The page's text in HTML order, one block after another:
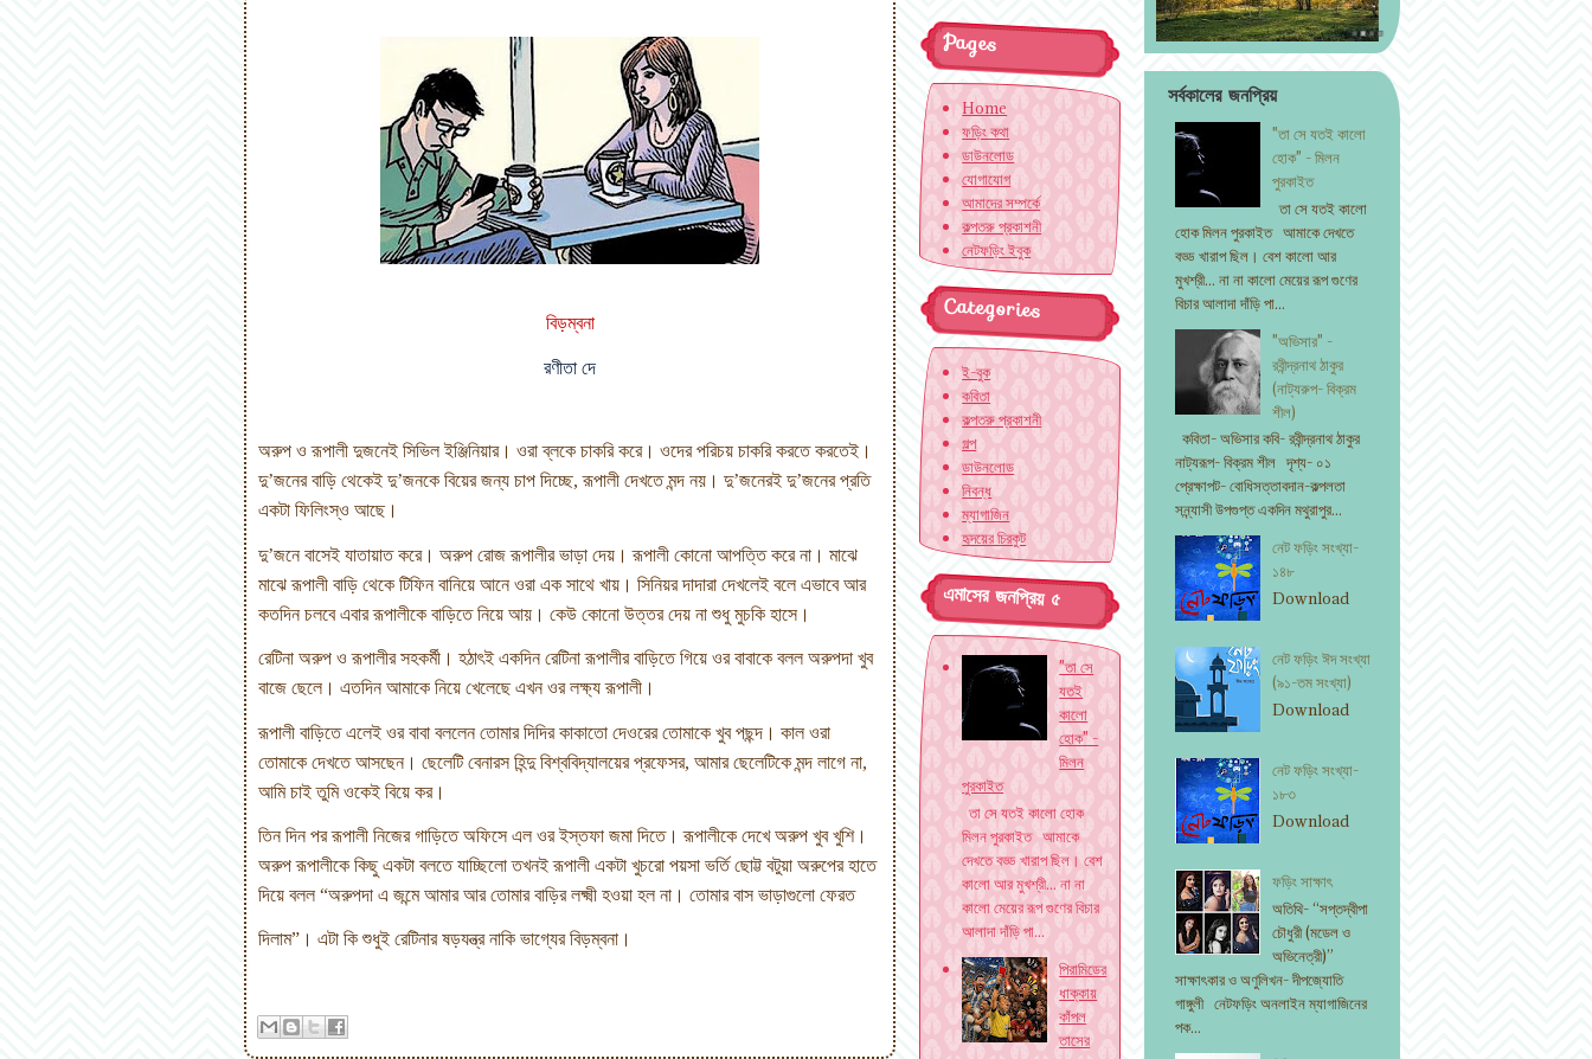
বিড়ম্বনা
রণীতা দে
অরুপ ও রূপালী দুজনেই সিভিল ইঞ্জিনিয়ার। ওরা ব্লকে চাকরি করে। ওদের পরিচয় চাকরি করতে করতেই।
দু’জনের বাড়ি থেকেই দু’জনকে বিয়ের জন্য চাপ দিচ্ছে, রূপালী দেখতে মন্দ নয়। দু’জনেরই দু’জনের প্রতি
একটা ফিলিংস্ও আছে।
দু’জনে বাসেই যাতায়াত করে। অরুপ রোজ রূপালীর ভাড়া দেয়। রূপালী কোনো আপত্তি করে না। মাঝে
মাঝে রূপালী বাড়ি থেকে টিফিন বানিয়ে আনে ওরা এক সাথে খায়। সিনিয়র দাদারা দেখলেই বলে এভাবে আর
কতদিন চলবে এবার রূপালীকে বাড়িতে নিয়ে আয়। কেউ কোনো উত্তর দেয় না শুধু মুচকি হাসে।
রেটিনা অরুপ ও রূপালীর সহকর্মী। হঠাৎই একদিন রেটিনা রূপালীর বাড়িতে গিয়ে ওর বাবাকে বলল অরুপদা খুব
বাজে ছেলে। এতদিন আমাকে নিয়ে খেলেছে এখন ওর লক্ষ্য রূপালী।
রূপালী বাড়িতে এলেই ওর বাবা বললেন তোমার দিদির কাকাতো দেওরের তোমাকে খুব পছন্দ। কাল ওরা
তোমাকে দেখতে আসছেন। ছেলেটি বেনারস হিন্দু বিশ্ববিদ্যালয়ের প্রফেসর, আমার ছেলেটিকে মন্দ লাগে না,
আমি চাই তুমি ওকেই বিয়ে কর।
তিন দিন পর রূপালী নিজের গাড়িতে অফিসে এল ওর ইস্তফা জমা দিতে। রূপালীকে দেখে অরুপ খুব খুশি।
অরুপ রূপালীকে কিছু একটা বলতে যাচ্ছিলো তখনই রূপালী একটা খুচরো পয়সা ভর্তি ছোট্ট বটুয়া অরুপের হাতে
দিয়ে বলল“অরুপদা এ জন্মে আমার আর তোমার বাড়ির লক্ষ্মী হওয়া হল না। তোমার বাস ভাড়াগুলো ফেরত
দিলাম” । এটা কি শুধুই রেটিনার ষড়যন্ত্র নাকি ভাগ্যের বিড়ম্বনা।
সর্বকালের জনপ্রিয়
"তা সে যতই কালো
হোক" - মিলন
পুরকাইত
তা সে যতই কালো
হোক মিলন পুরকাইত আমাকে দেখতে
বড্ড খারাপ ছিল। বেশ কালো আর
মুখশ্রী... না না কালো মেয়ের রূপ গুণের
বিচার আলাদা দাঁড়ি পা...
"অভিসার" -
রবীন্দ্রনাথ ঠাকুর
(নাট্যরুপ- বিক্রম
শীল)
কবিতা- অভিসার কবি- রবীন্দ্রনাথ ঠাকুর
নাট্যরূপ- বিক্রম শীল দৃশ্য- ০১
প্রেক্ষাপট- বোধিসত্তাবদান-কল্পলতা
সন্ন্যাসী উপগুপ্ত একদিন মথুরাপুর...
নেট ফড়িং সংখ্যা-
১৪৮
Download
নেট ফড়িং ঈদ সংখ্যা
(৯১-তম সংখ্যা)
Download
নেট ফড়িং সংখ্যা-
১৮৩
Download
ফড়িং সাক্ষাৎ
অতিথি- “সপ্তদ্বীপা
চৌধুরী (মডেল ও
অভিনেত্রী)”
সাক্ষাৎকার ও অণুলিখন- দীপজ্যোতি
গাঙ্গুলী নেটফড়িং অনলাইন ম্যাগাজিনের
পক...
Pages
Home
ফড়িং কথা
ডাউনলোড
যোগাযোগ
আমাদের সম্পর্কে
কল্পতরু প্রকাশনী
নেটফড়িং ইবুক
Categories
ই-বুক
কবিতা
কল্পতরু প্রকাশনী
গল্প
ডাউনলোড
নিবন্ধ
ম্যাগাজিন
হৃদয়ের চিরকুট
এমাসের জনপ্রিয় ৫
"তা সে
যতই
কালো
হোক" -
মিলন
পুরকাইত
তা সে যতই কালো হোক
মিলন পুরকাইত আমাকে
দেখতে বড্ড খারাপ ছিল। বেশ
কালো আর মুখশ্রী... না না
কালো মেয়ের রূপ গুণের বিচার
আলাদা দাঁড়ি পা...
পিরামিডের
ধাক্কায়
কাঁপল
তাসের